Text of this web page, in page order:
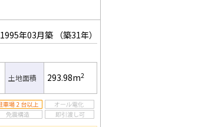
1995年03月築
（築31年）
土地面積 293.98m2